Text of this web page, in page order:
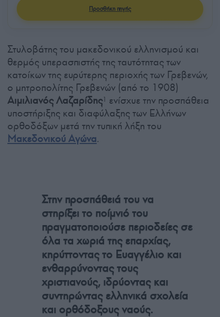
Προσθήκη πηγής
Στυλοβάτης του μακεδονικού ελληνισμού και
θερμός υπερασπιστής της ταυτότητας των
κατοίκων της ευρύτερης περιοχής των Γρεβενών,
ο μητροπολίτης Γρεβενών (από το 1908)
Αιμιλιανός Λαζαρίδης1 ενίσχυε την προσπάθεια
υποστήριξης και διαφύλαξης των Ελλήνων
ορθοδόξων μετά την τυπική λήξη του
Μακεδονικού Αγώνα.
Στην προσπάθειά του να
στηρίξει το ποίμνιό του
πραγματοποιούσε περιοδείες σε
όλα τα χωριά της επαρχίας,
κηρύττοντας το Ευαγγέλιο και
ενθαρρύνοντας τους
χριστιανούς, ιδρύοντας και
συντηρώντας ελληνικά σχολεία
και ορθόδοξους ναούς.